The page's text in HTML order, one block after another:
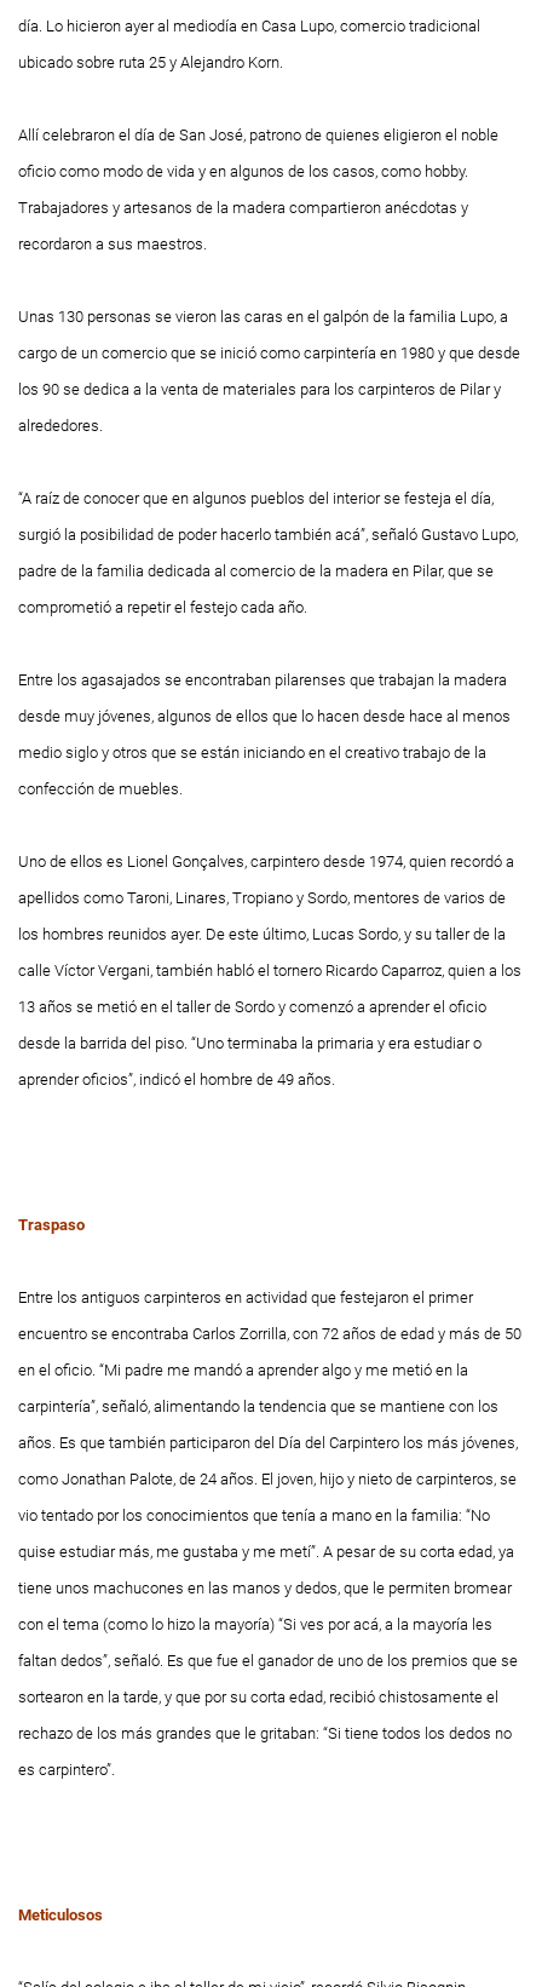
día. Lo hicieron ayer al mediodía en Casa Lupo, comercio tradicional
ubicado sobre ruta 25 y Alejandro Korn.
Allí celebraron el día de San José, patrono de quienes eligieron el noble
oficio como modo de vida y en algunos de los casos, como hobby.
Trabajadores y artesanos de la madera compartieron anécdotas y
recordaron a sus maestros.
Unas 130 personas se vieron las caras en el galpón de la familia Lupo, a
cargo de un comercio que se inició como carpintería en 1980 y que desde
los 90 se dedica a la venta de materiales para los carpinteros de Pilar y
alrededores.
“A raíz de conocer que en algunos pueblos del interior se festeja el día,
surgió la posibilidad de poder hacerlo también acá”, señaló Gustavo Lupo,
padre de la familia dedicada al comercio de la madera en Pilar, que se
comprometió a repetir el festejo cada año.
Entre los agasajados se encontraban pilarenses que trabajan la madera
desde muy jóvenes, algunos de ellos que lo hacen desde hace al menos
medio siglo y otros que se están iniciando en el creativo trabajo de la
confección de muebles.
Uno de ellos es Lionel Gonçalves, carpintero desde 1974, quien recordó a
apellidos como Taroni, Linares, Tropiano y Sordo, mentores de varios de
los hombres reunidos ayer. De este último, Lucas Sordo, y su taller de la
calle Víctor Vergani, también habló el tornero Ricardo Caparroz, quien a los
13 años se metió en el taller de Sordo y comenzó a aprender el oficio
desde la barrida del piso. “Uno terminaba la primaria y era estudiar o
aprender oficios”, indicó el hombre de 49 años.
Traspaso
Entre los antiguos carpinteros en actividad que festejaron el primer
encuentro se encontraba Carlos Zorrilla, con 72 años de edad y más de 50
en el oficio. “Mi padre me mandó a aprender algo y me metió en la
carpintería”, señaló, alimentando la tendencia que se mantiene con los
años. Es que también participaron del Día del Carpintero los más jóvenes,
como Jonathan Palote, de 24 años. El joven, hijo y nieto de carpinteros, se
vio tentado por los conocimientos que tenía a mano en la familia: “No
quise estudiar más, me gustaba y me metí”. A pesar de su corta edad, ya
tiene unos machucones en las manos y dedos, que le permiten bromear
con el tema (como lo hizo la mayoría) “Si ves por acá, a la mayoría les
faltan dedos”, señaló. Es que fue el ganador de uno de los premios que se
sortearon en la tarde, y que por su corta edad, recibió chistosamente el
rechazo de los más grandes que le gritaban: “Si tiene todos los dedos no
es carpintero”.
Meticulosos